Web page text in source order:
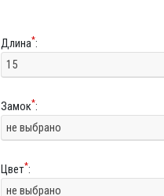
Длина*:
15
Замок*:
не выбрано
Цвет*:
не выбрано